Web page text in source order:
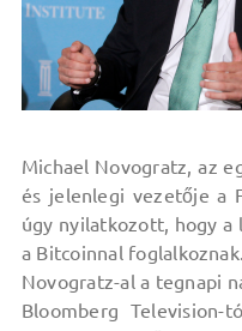
Michael Novogratz, az
és jelenlegi vezetője a
úgy nyilatkozott, hogy a
a Bitcoinnal foglalkoznak.
Novogratz-al a tegnapi
Bloomberg Television-